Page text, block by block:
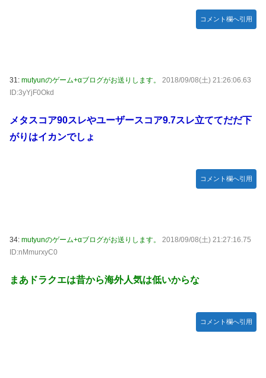
コメント欄へ引用
31: mutyunのゲーム+αブログがお送りします。
2018/09/08(土) 21:26:06.63
ID:3yYjF0Okd
メタスコア90スレやユーザースコア9.7スレ立ててだだ下
がりはイカンでしょ
コメント欄へ引用
34: mutyunのゲーム+αブログがお送りします。
2018/09/08(土) 21:27:16.75
ID:nMmurxyC0
まあドラクエは昔から海外人気は低いからな
コメント欄へ引用